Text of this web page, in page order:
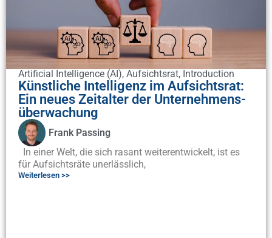
Artificial Intelligence (AI), Aufsichtsrat, Introduction
Künstliche Intelligenz im Aufsichtsrat:
Ein neues Zeitalter der Unternehmens-
überwachung
Frank Passing
In einer Welt, die sich rasant weiterentwickelt, ist es
für Aufsichtsräte unerlässlich,
Weiterlesen >>